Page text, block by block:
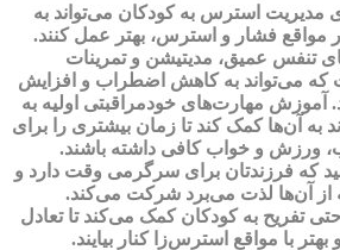
مدیریت استرس به کودکان می‌تواند به
مواقع فشار و استرس، بهتر عمل کنند.
تنفس عمیق، مدیتیشن و تمرینات
می‌تواند به کاهش اضطراب و افزایش
آموزش مهارت‌های خودمراقبتی اولیه به
به آن‌ها کمک کند تا زمان بیشتری را برای
ورزش و خواب کافی داشته باشند.
که فرزندتان برای سرگرمی وقت دارد و
از آن‌ها لذت می‌برد شرکت می‌کند.
تفریح به کودکان کمک می‌کند تا تعادل
با مواقع استرس‌زا کنار بیایند.